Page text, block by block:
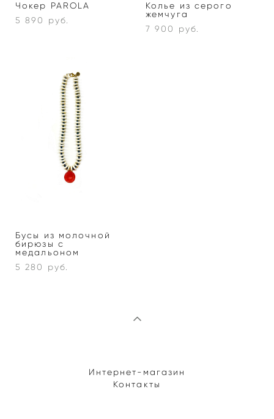
Чокер PAROLA
5 890 pуб.
Колье из серого
жемчуга
7 900 pуб.
Бусы из молочной
бирюзы с
медальоном
5 280 pуб.
Интернет-магазин
Контакты